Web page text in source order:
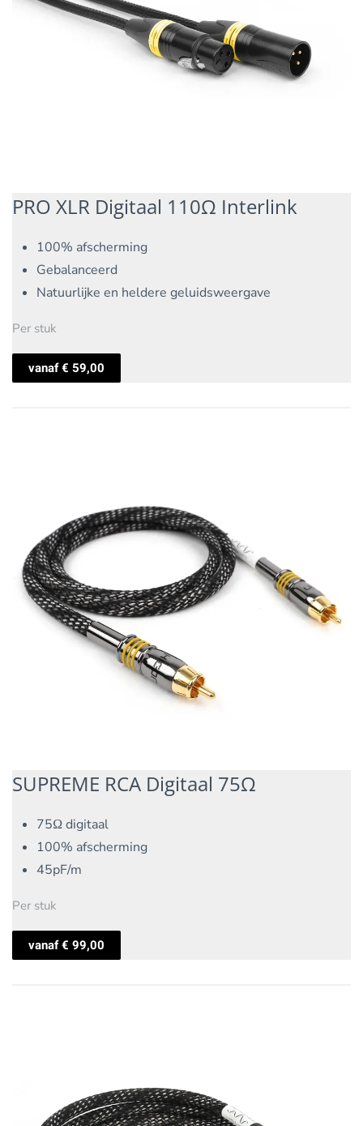
PRO XLR Digitaal 110Ω Interlink
100% afscherming
Gebalanceerd
Natuurlijke en heldere geluidsweergave
Per stuk
vanaf€ 59,00
SUPREME RCA Digitaal 75Ω
75Ω digitaal
100% afscherming
45pF/m
Per stuk
vanaf€ 99,00